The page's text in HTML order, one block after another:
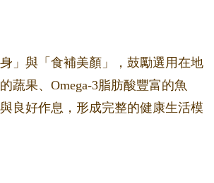
」與「食補美顏」，鼓勵選用在地
蔬果、Omega-3脂肪酸豐富的魚
良好作息，形成完整的健康生活模